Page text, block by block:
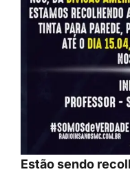
Estão sendo